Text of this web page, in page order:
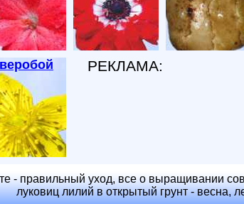
РЕКЛАМА:
- правильный уход, все о выращивании
луковиц лилий в открытый грунт - весна,